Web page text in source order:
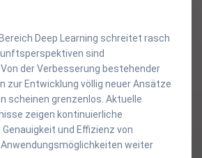
Deep Learning schreitet rasch
sind
der Verbesserung bestehender
zur Entwicklung völlig neuer Ansätze
scheinen grenzenlos. Aktuelle
zeigen kontinuierliche
und Effizienz von
Anwendungsmöglichkeiten weiter